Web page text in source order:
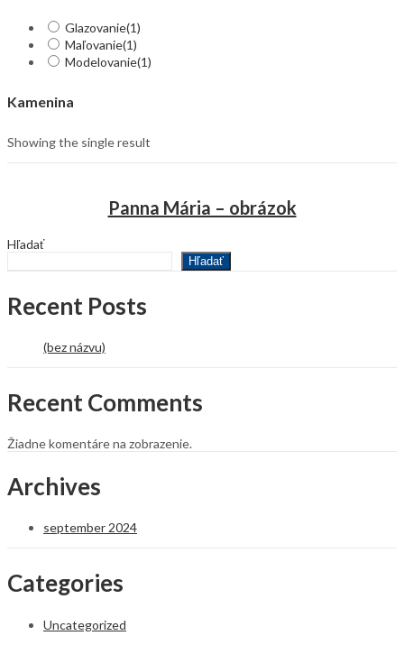
Glazovanie(1)
Maľovanie(1)
Modelovanie(1)
Kamenina
Showing the single result
Panna Mária – obrázok
Hľadať
Hľadať
Recent Posts
(bez názvu)
Recent Comments
Žiadne komentáre na zobrazenie.
Archives
september 2024
Categories
Uncategorized